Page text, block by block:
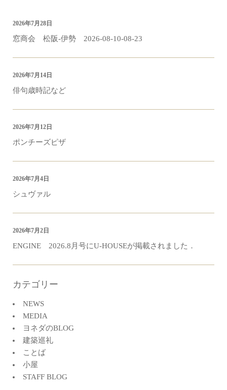
窓商会 松阪-伊勢 2026-08-10-08-23
2026年7月28日
俳句歳時記など
2026年7月14日
ポンチーズピザ
2026年7月12日
シュヴァル
2026年7月4日
ENGINE 2026.8月号にU-HOUSEが掲載されました．
2026年7月2日
カテゴリー
NEWS
MEDIA
ヨネダのBLOG
建築巡礼
ことば
小屋
STAFF BLOG